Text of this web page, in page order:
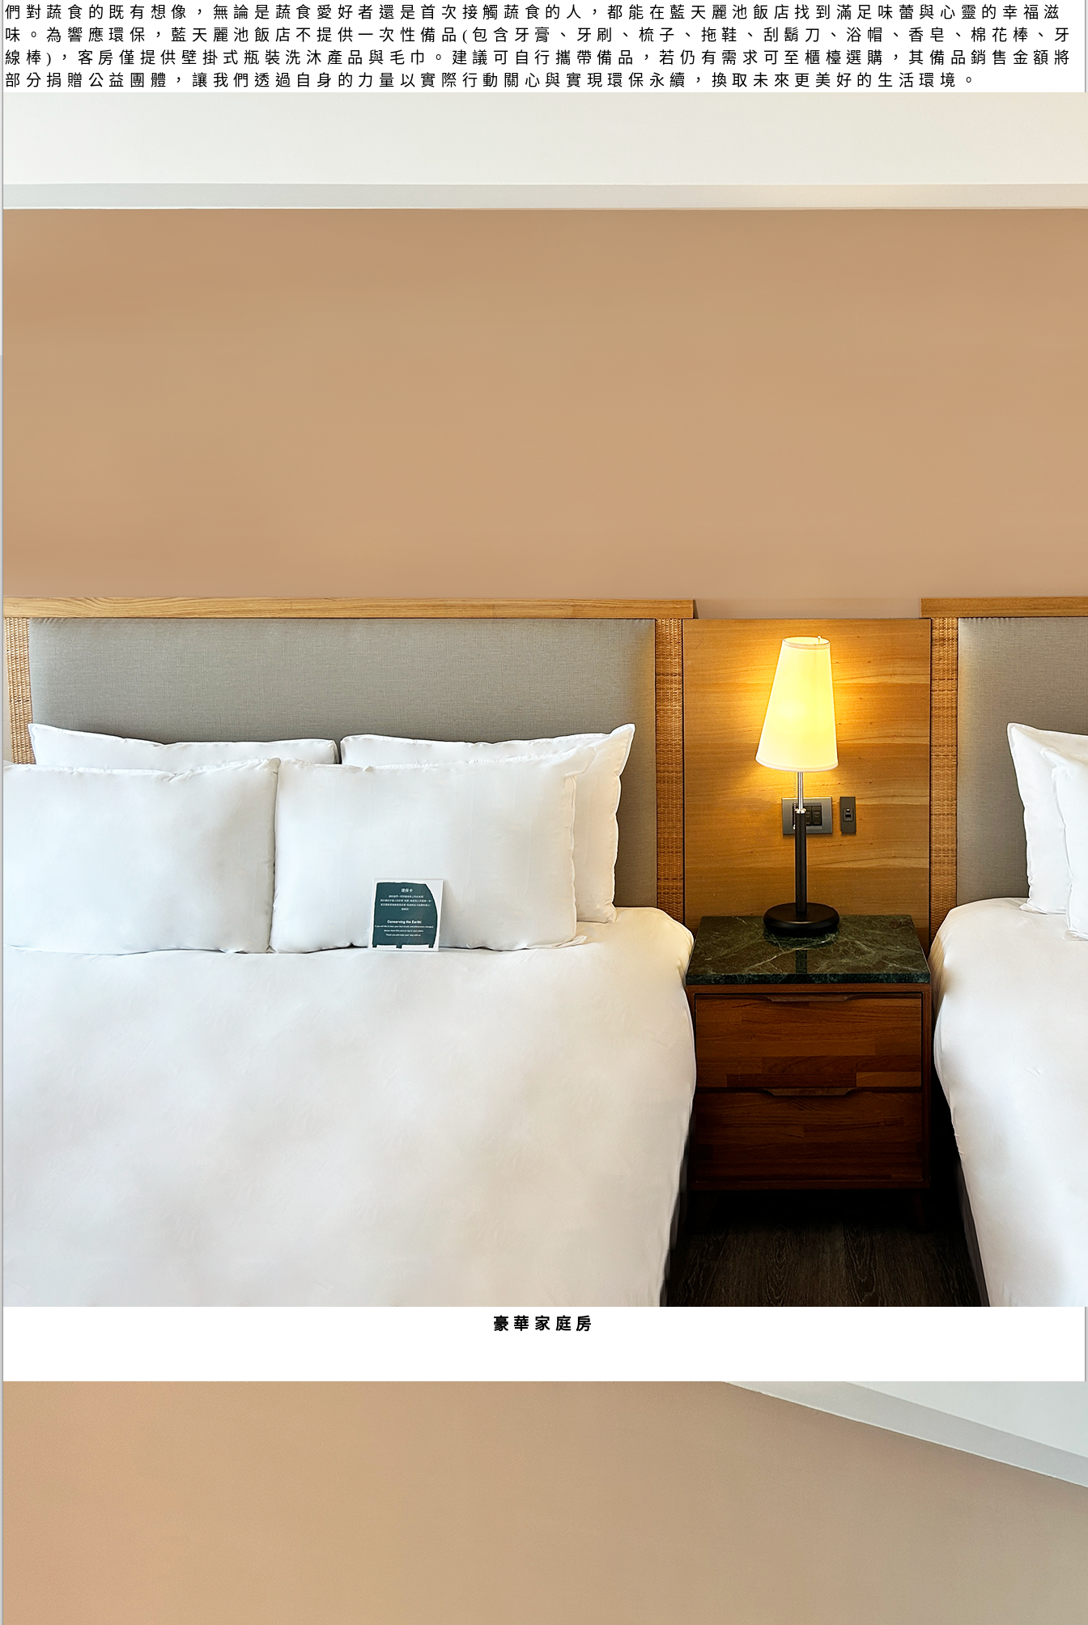
們對蔬食的既有想像，無論是蔬食愛好者還是首次接觸蔬食的人，都能在藍天麗池飯店找到滿足味蕾與心靈的幸福滋
味。為響應環保，藍天麗池飯店不提供一次性備品(包含牙膏、牙刷、梳子、拖鞋、刮鬍刀、浴帽、香皂、棉花棒、牙
線棒)，客房僅提供壁掛式瓶裝洗沐產品與毛巾。建議可自行攜帶備品，若仍有需求可至櫃檯選購，其備品銷售金額將
部分捐贈公益團體，讓我們透過自身的力量以實際行動關心與實現環保永續，換取未來更美好的生活環境。
豪華家庭房